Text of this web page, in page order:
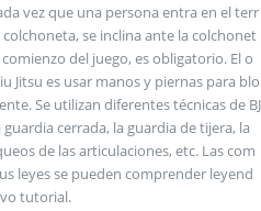
vez que una persona entra en el terr
se inclina ante la colchonet
del juego, es obligatorio. El o
Jitsu es usar manos y piernas para blo
Se utilizan diferentes técnicas de BJ
cerrada, la guardia de tijera, la
de las articulaciones, etc. Las com
leyes se pueden comprender leyend
tutorial.